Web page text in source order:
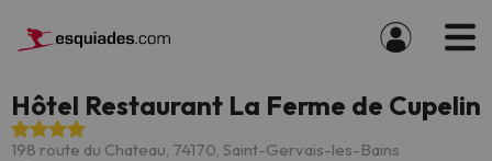
Hôtel Restaurant La Ferme de Cupelin
198 route du Chateau, 74170, Saint-Gervais-les-Bains